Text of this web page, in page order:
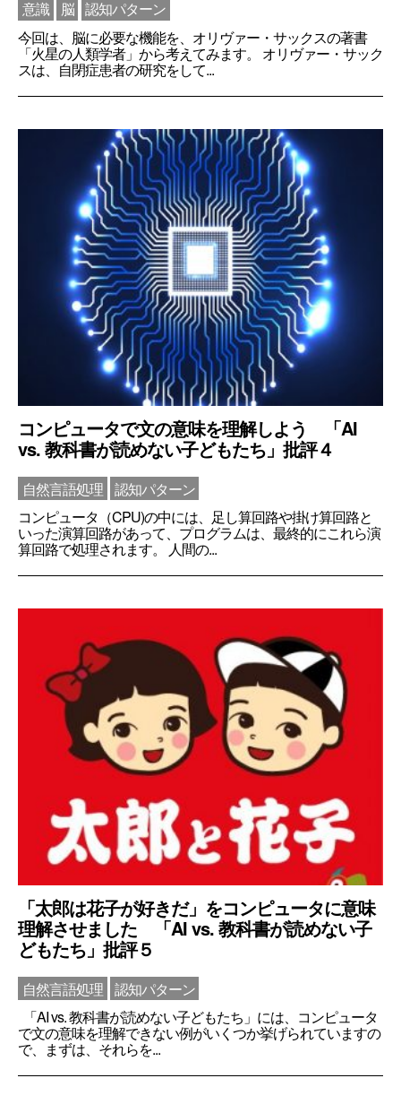
意識 脳 認知パターン
今回は、脳に必要な機能を、オリヴァー・サックスの著書
「火星の人類学者」から考えてみます。 オリヴァー・サック
スは、自閉症患者の研究をして...
コンピュータで文の意味を理解しよう 「AI
vs. 教科書が読めない子どもたち」批評４
自然言語処理 認知パターン
コンピュータ（CPU)の中には、足し算回路や掛け算回路と
いった演算回路があって、プログラムは、最終的にこれら演
算回路で処理されます。 人間の...
「太郎は花子が好きだ」をコンピュータに意味
理解させました 「AI vs. 教科書が読めない子
どもたち」批評５
自然言語処理 認知パターン
「AI vs. 教科書が読めない子どもたち」には、コンピュータ
で文の意味を理解できない例がいくつか挙げられていますの
で、まずは、それらを...